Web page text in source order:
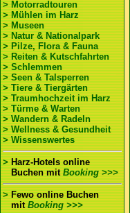
> Motorradtouren
> Mühlen im Harz
> Museen
> Natur & Nationalpark
> Pilze, Flora & Fauna
> Reiten & Kutschfahrten
> Schlemmen
> Seen & Talsperren
> Tiere & Tiergärten
> Traumhochzeit im Harz
> Türme & Warten
> Wandern & Radeln
> Wellness & Gesundheit
> Wissenswertes
>Harz-Hotels online
Buchen mit Booking >>>
>Fewo online Buchen
mitBooking >>>